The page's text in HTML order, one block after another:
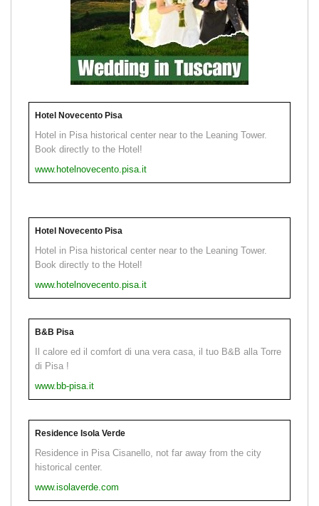
Hotel Novecento Pisa
Hotel in Pisa historical center near to the Leaning Tower.
Book directly to the Hotel!
www.hotelnovecento.pisa.it
Hotel Novecento Pisa
Hotel in Pisa historical center near to the Leaning Tower.
Book directly to the Hotel!
www.hotelnovecento.pisa.it
B&B Pisa
Il calore ed il comfort di una vera casa, il tuo B&B alla Torre
di Pisa !
www.bb-pisa.it
Residence Isola Verde
Residence in Pisa Cisanello, not far away from the city
historical center.
www.isolaverde.com